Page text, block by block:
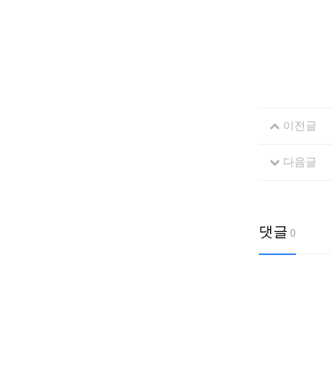
이전글
다음글
댓글 0